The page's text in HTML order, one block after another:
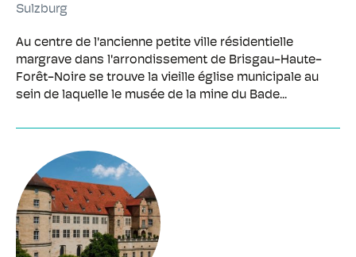
Sulzburg
Au centre de l'ancienne petite ville résidentielle
margrave dans l'arrondissement de Brisgau-Haute-
Forêt-Noire se trouve la vieille église municipale au
sein de laquelle le musée de la mine du Bade...